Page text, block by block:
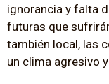
ignorancia y falta
futuras que
también local, las
un clima agresivo